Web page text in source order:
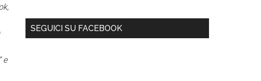
e
SEGUICI SU FACEBOOK